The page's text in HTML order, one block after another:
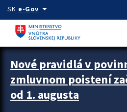
Preskocit na hlavný obsah
SK e-Govarrow_drop_down
Zastavit automatický posun upútavok
Nové pravidlá v
zmluvnom poistení
od 1. augusta